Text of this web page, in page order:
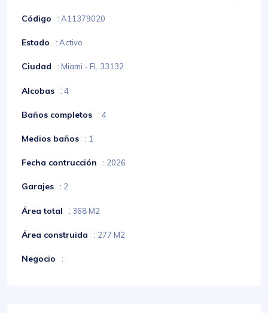
Código : A11379020
Estado : Activo
Ciudad : Miami - FL 33132
Alcobas : 4
Baños completos : 4
Medios baños : 1
Fecha contrucción : 2026
Garajes : 2
Área total : 368 M2
Área construida : 277 M2
Negocio :